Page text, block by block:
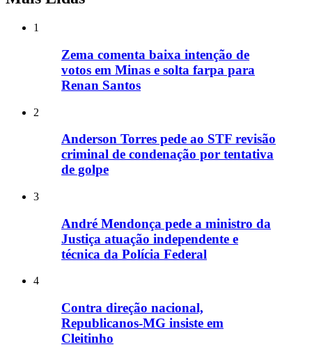
1
Zema comenta baixa intenção de
votos em Minas e solta farpa para
Renan Santos
2
Anderson Torres pede ao STF revisão
criminal de condenação por tentativa
de golpe
3
André Mendonça pede a ministro da
Justiça atuação independente e
técnica da Polícia Federal
4
Contra direção nacional,
Republicanos-MG insiste em
Cleitinho